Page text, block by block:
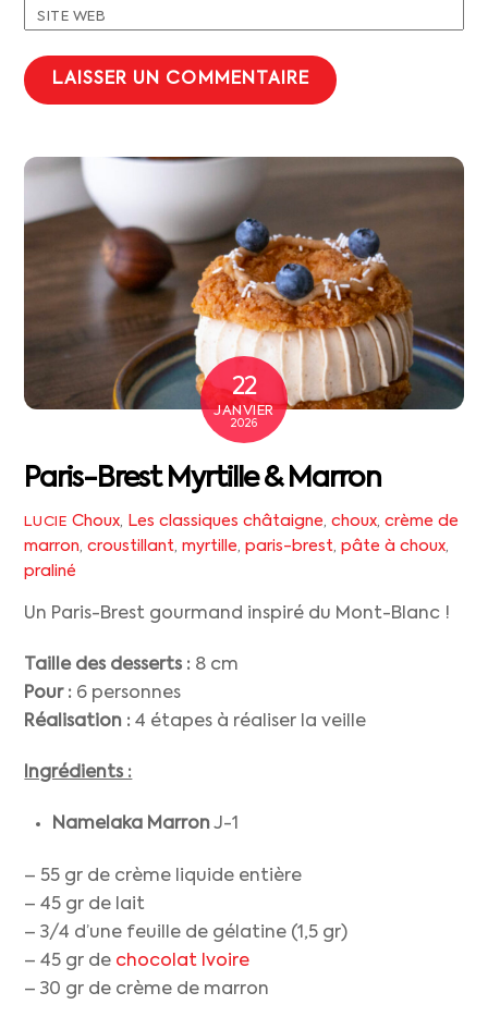
SITE WEB
22
JANVIER
2026
Paris-Brest Myrtille & Marron
LUCIE Choux, Les classiques châtaigne, choux, crème de
marron,croustillant,myrtille,paris-brest,pâte à choux,
praliné
Un Paris-Brest gourmand inspiré du Mont-Blanc !
Taille des desserts : 8 cm
Pour : 6 personnes
Réalisation : 4 étapes à réaliser la veille
Ingrédients :
Namelaka MarronJ-1
– 55 gr de crème liquide entière
– 45 gr de lait
– 3/4 d’une feuille de gélatine (1,5 gr)
– 45 gr de chocolat Ivoire
– 30 gr de crème de marron